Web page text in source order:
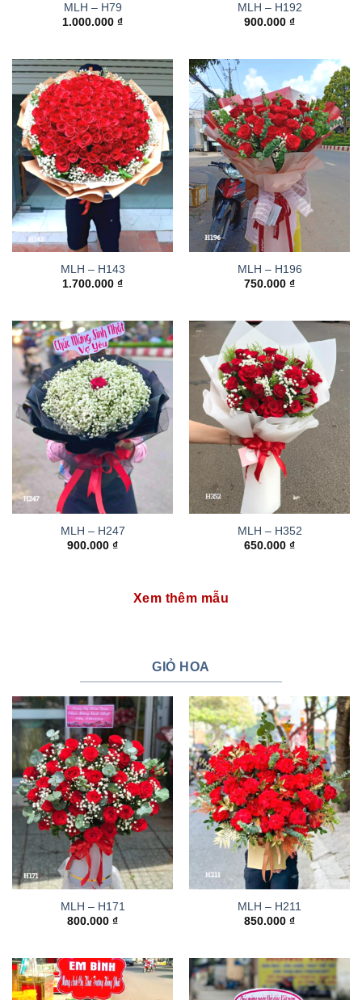
MLH – H79
1.000.000 ₫
MLH – H192
900.000 ₫
MLH – H143
1.700.000 ₫
MLH – H196
750.000 ₫
MLH – H247
900.000 ₫
MLH – H352
650.000 ₫
Xem thêm mẫu
GIỎ HOA
MLH – H171
800.000 ₫
MLH – H211
850.000 ₫